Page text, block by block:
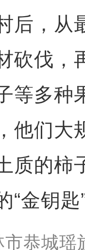
后，从
砍伐，
等多种
他们大
质的柿
“金钥匙